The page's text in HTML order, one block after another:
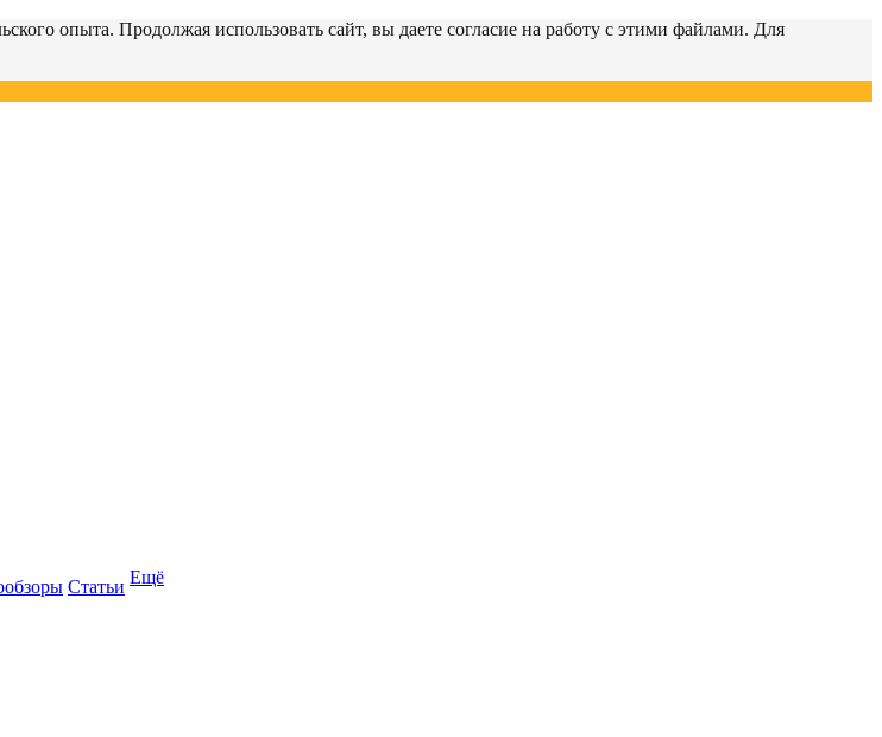
опыта. Продолжая использовать сайт, вы даете согласие на работу с этими файлами. Для
Статьи Ещё